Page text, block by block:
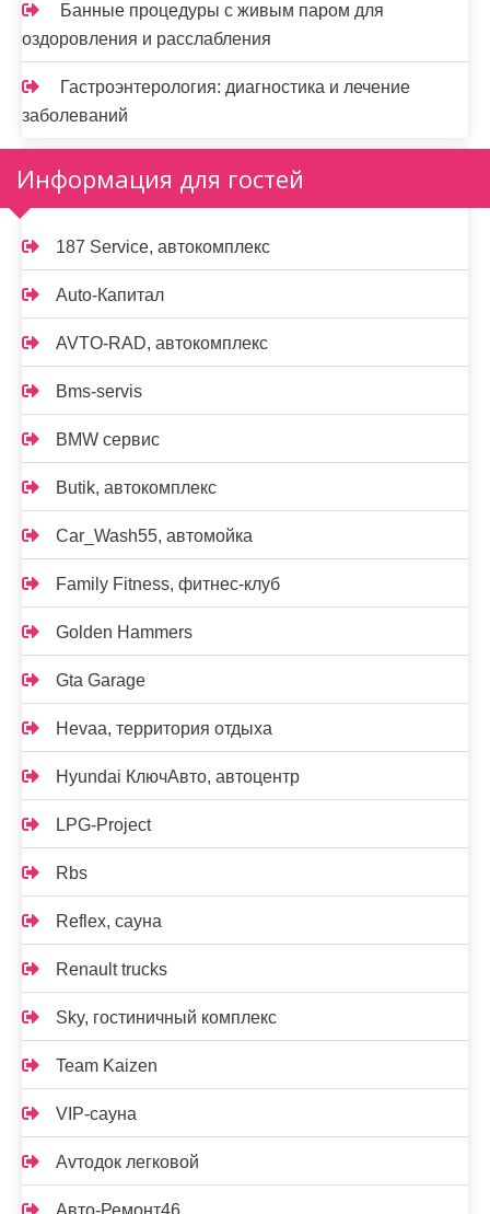
Банные процедуры с живым паром для
оздоровления и расслабления
Гастроэнтерология: диагностика и лечение
заболеваний
Информация для гостей
187 Service, автокомплекс
Auto-Капитал
AVTO-RAD, автокомплекс
Bms-servis
BMW сервис
Butik, автокомплекс
Car_Wash55, автомойка
Family Fitness, фитнес-клуб
Golden Hammers
Gta Garage
Hevaa, территория отдыха
Hyundai КлючАвто, автоцентр
LPG-Project
Rbs
Reflex, сауна
Renault trucks
Sky, гостиничный комплекс
Team Kaizen
VIP-сауна
Аvтодок легковой
Авто-Ремонт46